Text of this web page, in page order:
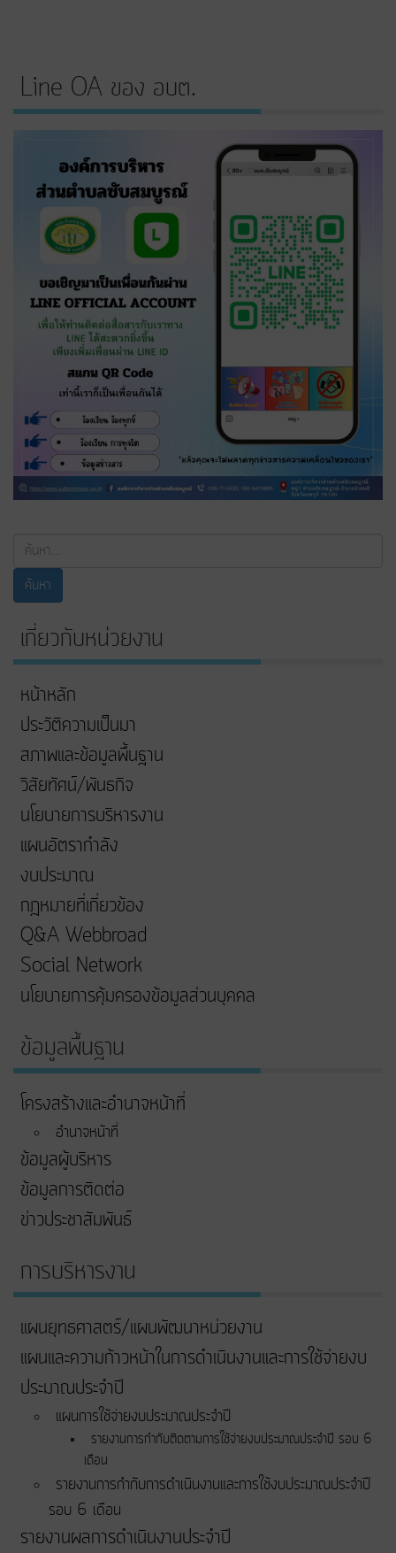
Line OA ของ อบต.
ค้นหา...
ค้นหา
เกี่ยวกับหน่วยงาน
หน้าหลัก
ประวัติความเป็นมา
สภาพและข้อมูลพื้นฐาน
วิสัยทัศน์/พันธกิจ
นโยบายการบริหารงาน
แผนอัตรากำลัง
งบประมาณ
กฎหมายที่เกี่ยวข้อง
Q&A Webbroad
Social Network
นโยบายการคุ้มครองข้อมูลส่วนบุคคล
ข้อมูลพื้นฐาน
โครงสร้างและอำนาจหน้าที่
อำนาจหน้าที่
ข้อมูลผู้บริหาร
ข้อมูลการติดต่อ
ข่าวประชาสัมพันธ์
การบริหารงาน
แผนยุทธศาสตร์/แผนพัฒนาหน่วยงาน
แผนและความก้าวหน้าในการดําเนินงานและการใช้จ่ายงบ
ประมาณประจําปี
แผนการใช้จ่ายงบประมาณประจำปี
รายงานการกำกับติดตามการใช้จ่ายงบประมาณประจำปี รอบ 6
เดือน
รายงานการกำกับการดำเนินงานและการใช้งบประมาณประจำปี
รอบ 6 เดือน
รายงานผลการดำเนินงานประจำปี